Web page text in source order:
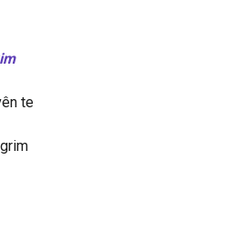
te